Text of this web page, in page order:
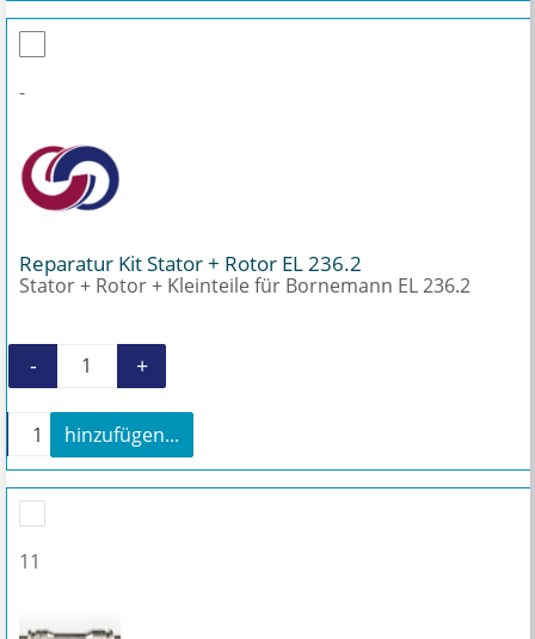
-
Reparatur Kit Stator + Rotor EL 236.2
Stator + Rotor + Kleinteile für Bornemann EL 236.2
Reparatur Kit Stator + Rotor EL 236.2 Menge
- +
Reparatur Kit Stator + Rotor EL 236.2 Menge
+
hinzufügen...
11